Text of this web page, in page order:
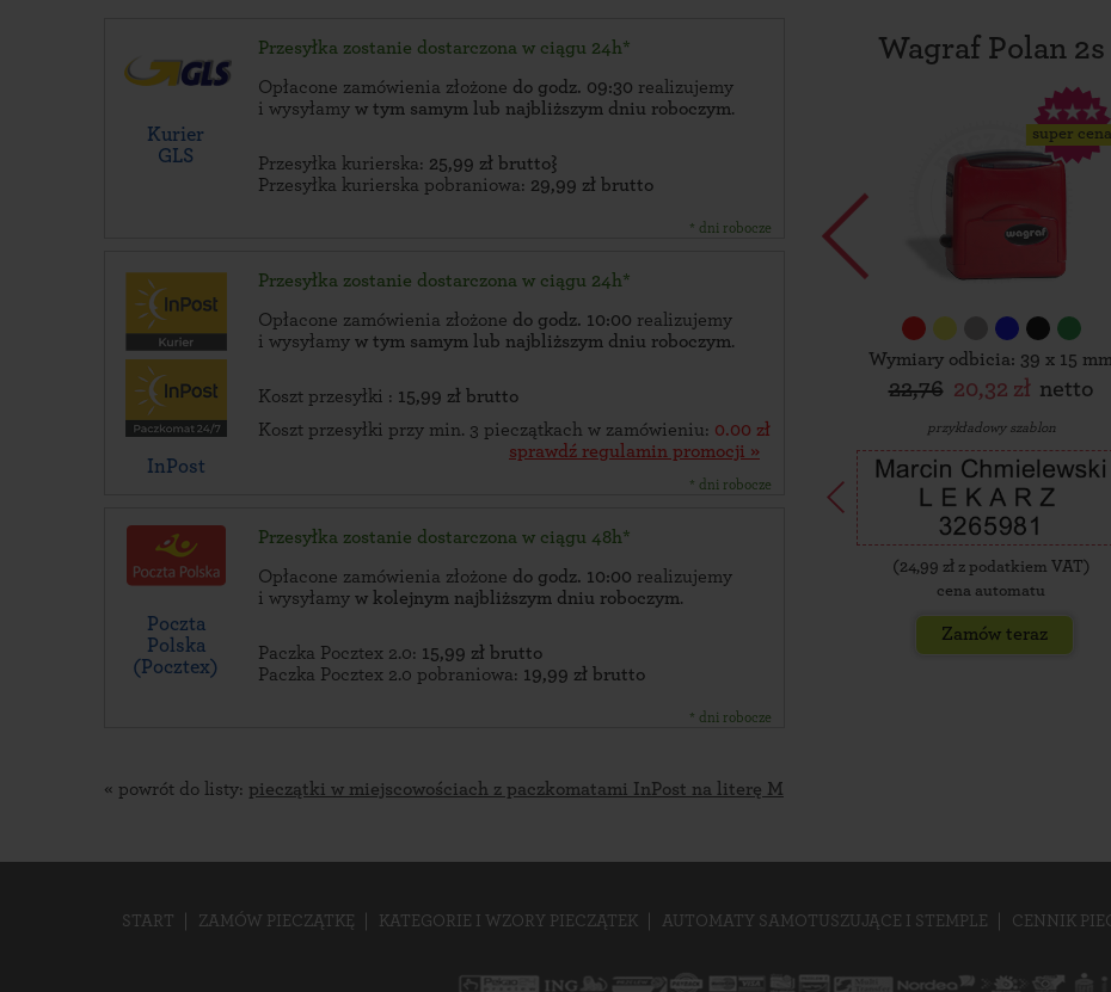
Kurier
GLS
Przesyłka zostanie dostarczona w ciągu 24h*
Opłacone zamówienia złożone do godz. 09:30 realizujemy
i wysyłamy w tym samym lub najbliższym dniu roboczym.
Przesyłka kurierska: 25,99 zł brutto}
Przesyłka kurierska pobraniowa: 29,99 zł brutto
* dni robocze
InPost
Przesyłka zostanie dostarczona w ciągu 24h*
Opłacone zamówienia złożone do godz. 10:00 realizujemy
i wysyłamy w tym samym lub najbliższym dniu roboczym.
Koszt przesyłki : 15,99 zł brutto
Koszt przesyłki przy min. 3 pieczątkach w zamówieniu: 0.00 zł
sprawdź regulamin promocji »
* dni robocze
Poczta
Polska
(Pocztex)
Przesyłka zostanie dostarczona w ciągu 48h*
Opłacone zamówienia złożone do godz. 10:00 realizujemy
i wysyłamy w kolejnym najbliższym dniu roboczym.
Paczka Pocztex 2.0: 15,99 zł brutto
Paczka Pocztex 2.0 pobraniowa: 19,99 zł brutto
* dni robocze
Wagraf Polan 2s
super cena
Wymiary odbicia: 39 x 15 mm
22,76 20,32 zł netto
przykładowy szablon
( 24,99 zł z podatkiem VAT)
cena automatu
Zamów teraz
« powrót do listy: pieczątki w miejscowościach z paczkomatami InPost na literę M
START ZAMÓW PIECZĄTKĘ KATEGORIE I WZORY PIECZĄTEK AUTOMATY SAMOTUSZUJĄCE I STEMPLE CENNIK